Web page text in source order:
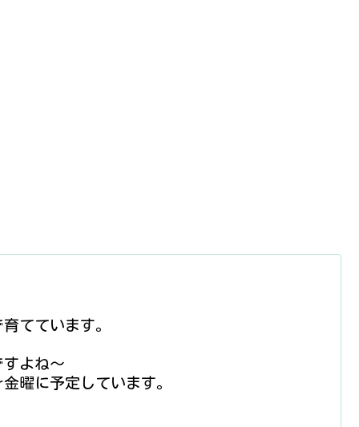
てています。
よね〜
曜に予定しています。